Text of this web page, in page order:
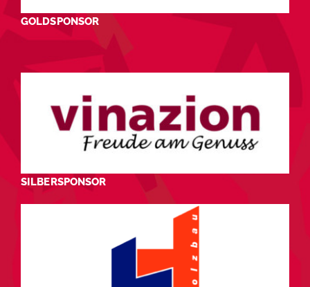
GOLDSPONSOR
SILBERSPONSOR